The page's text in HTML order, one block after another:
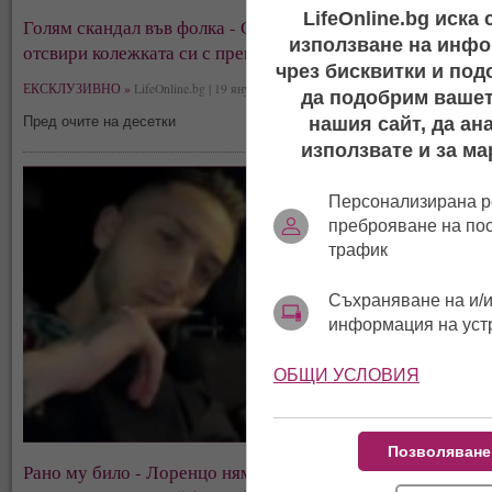
Голям скандал във фолка - Софка пее на Бони, тя
отсвири колежката си с пренебрежение! (видео)
ЕКСКЛУЗИВНО » LifeOnline.bg | 19 януари, 06:21
Пред очите на десетки
Рано му било - Лоренцо няма да се жени, Софка рекла
LifeOnline.bg иска
използване на
чрез бисквитки и
да подобрим
нашия сайт, да
използвате и за
Персонализирана
преброяване на
трафик
Съхраняване на и/
информация на
ОБЩИ УСЛОВИЯ